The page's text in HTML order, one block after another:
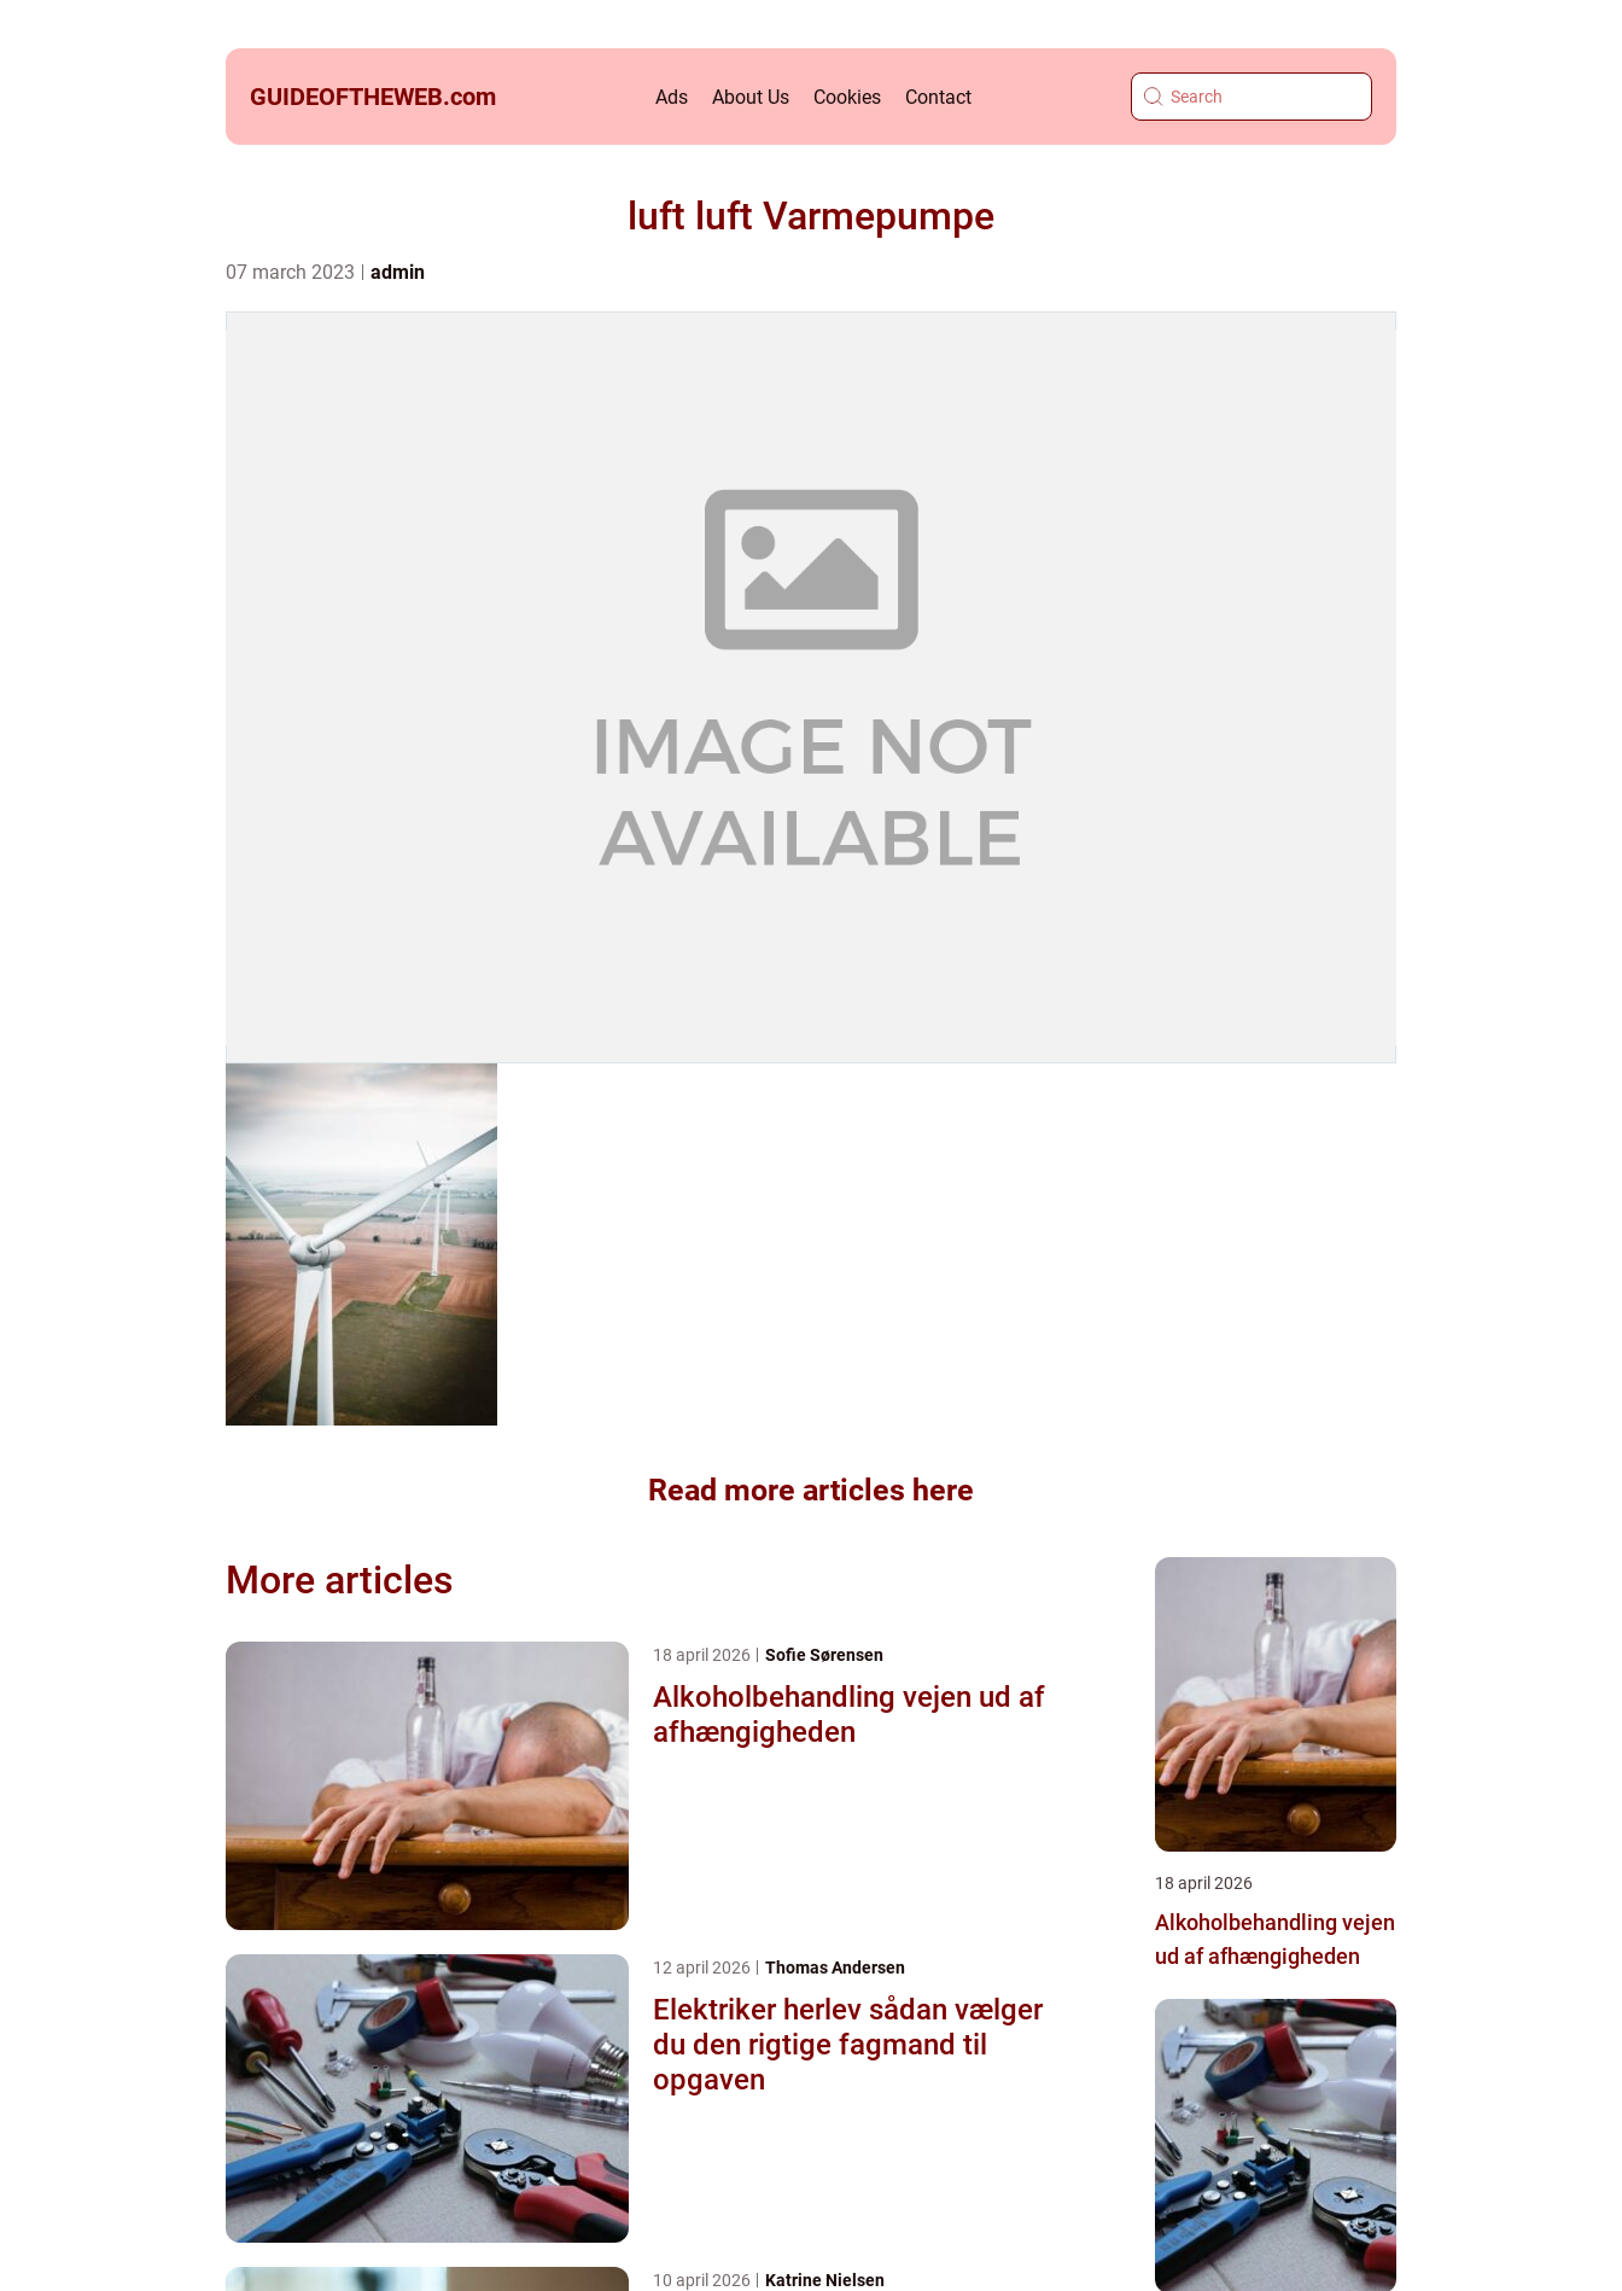
GUIDEOFTHEWEB.com Ads About Us Cookies Contact
luft luft Varmepumpe
07 march 2023 admin
Read more articles here
More articles
18 april 2026 Sofie Sørensen
Alkoholbehandling vejen ud af
afhængigheden
12 april 2026 Thomas Andersen
Elektriker herlev sådan vælger
du den rigtige fagmand til
opgaven
10 april 2026 Katrine Nielsen
18 april 2026
Alkoholbehandling vejen
ud af afhængigheden